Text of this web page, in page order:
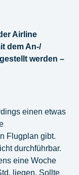
Airline
dem An-/
werden –
einen etwas
Flugplan gibt.
durchführbar.
eine Woche
liegen. Sollte